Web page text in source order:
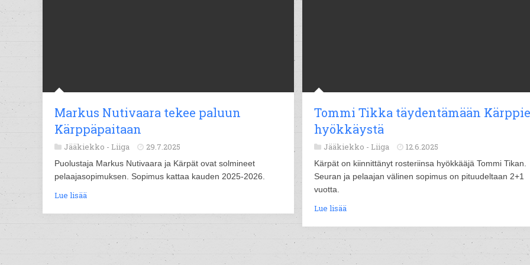
Markus Nutivaara tekee paluun
Kärppäpaitaan
Jääkiekko - Liiga 29.7.2025
Puolustaja Markus Nutivaara ja Kärpät ovat solmineet
pelaajasopimuksen. Sopimus kattaa kauden 2025-2026.
Lue lisää
Tommi Tikka täydentämään
hyökkäystä
Jääkiekko - Liiga 12.6.2025
Kärpät on kiinnittänyt rosteriinsa hyökkääjä Tommi Tikan.
Seuran ja pelaajan välinen sopimus on pituudeltaan 2+1
vuotta.
Lue lisää